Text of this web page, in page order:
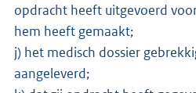
opdracht heeft uitgevoerd
hem heeft gemaakt;
j) het medisch dossier
aangeleverd;